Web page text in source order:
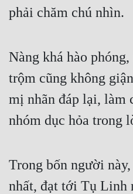
phải chăm chú nhìn.
Nàng khá hào
trộm cũng không
mị nhãn đáp lại, làm
nhóm dục hỏa trong
Trong bốn người
nhất, đạt tới Tụ Linh